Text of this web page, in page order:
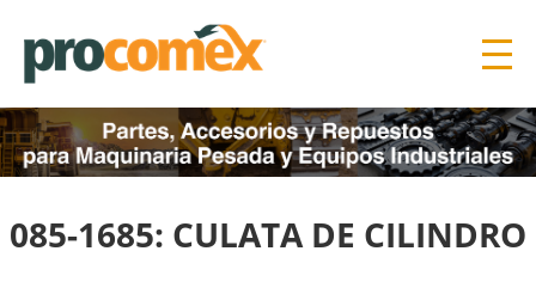
085-1685: CULATA DE CILINDRO